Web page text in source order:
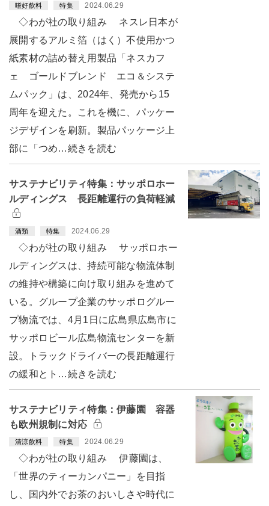
嗜好飲料 特集 2024.06.29
◇わが社の取り組み ネスレ日本が
展開するアルミ箔（はく）不使用かつ
紙素材の詰め替え用製品「ネスカフ
ェ ゴールドブレンド エコ＆システ
ムパック」は、2024年、発売から15
周年を迎えた。これを機に、パッケー
ジデザインを刷新。製品パッケージ上
部に「つめ…続きを読む
サステナビリティ特集：サッポロホー
ルディングス 長距離運行の負荷軽減
酒類 特集 2024.06.29
◇わが社の取り組み サッポロホー
ルディングスは、持続可能な物流体制
の維持や構築に向け取り組みを進めて
いる。グループ企業のサッポログルー
プ物流では、4月1日に広島県広島市に
サッポロビール広島物流センターを新
設。トラックドライバーの長距離運行
の緩和とト…続きを読む
サステナビリティ特集：伊藤園 容器
も欧州規制に対応
清涼飲料 特集 2024.06.29
◇わが社の取り組み 伊藤園は、
「世界のティーカンパニー」を目指
し、国内外でお茶のおいしさや時代に